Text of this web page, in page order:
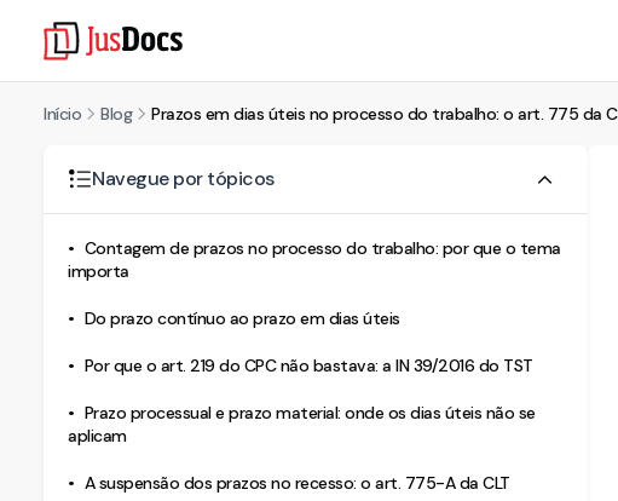
Início Blog Prazos em dias úteis no processo do trabalho: o art. 775 da
Navegue por tópicos
Contagem de prazos no processo do trabalho: por que o tema
importa
Do prazo contínuo ao prazo em dias úteis
Por que o art. 219 do CPC não bastava: a IN 39/2016 do TST
Prazo processual e prazo material: onde os dias úteis não se
aplicam
A suspensão dos prazos no recesso: o art. 775-A da CLT